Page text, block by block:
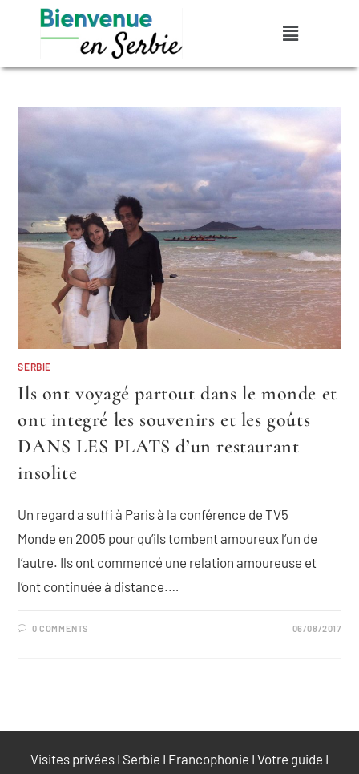
SERBIE
Ils ont voyagé partout dans le monde et
ont integré les souvenirs et les goûts
DANS LES PLATS d’un restaurant
insolite
Un regard a suffi à Paris à la conférence de TV5
Monde en 2005 pour qu’ils tombent amoureux l’un de
l’autre. Ils ont commencé une relation amoureuse et
l’ont continuée à distance.…
0 COMMENTS 06/08/2017
Visites privées I Serbie I Francophonie I Votre guide I